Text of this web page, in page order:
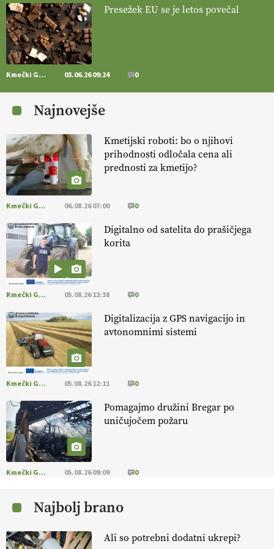
[EKOloško = LOGIČNO ] Mulčer
– naravna pot do zdravih tal
. VEČ
https://t.co/J7RkeaYpYu @EUAgri #IMCAP #CAP
https://t.co/RVG0FzcQN6
https://t.co/K0USFPJ5fJ @EUAgri #IMCAP #CAP
https://t.co/vcHhoOixHy
14.07.2026
[EKOloško = LOGIČNO ]
Danes ni pomembna le količina hrane,
ampak tudi način njene pridelave
@EUAgri #imcap #cap #blog https://t.co/2sllAmcKwG
[EKOloško = LOGIČNO
prilagojene sorte
so temelj uspešne ekološke pridelave.
https://t.co/OQSsax7l8V @EUAgri #IMCAP #CAP
https://t.co/PAL0zlhVia
[EKOloško = LOGIČNO
aronije
v dobrem desetletju zrasla v uspešno kmetijsko in
podjetniško zgodbo.
#IMCAP #CAP https://t.co/xp1oihBDaJ
[EKOloško = LOGIČNO
v tujini
. Zato je ekološka pridelava odlična priložnost za slovenske
vinarje
. VEČ
https://t.co/XAe9EbeAbK @EUAgri #IMCAP #CAP
kmetijstva in uspešno prenovo kmetij
. VEČ
https://t.co/RRn8unbwXp @EUAgri #IMCAP #CAP
Presežek EU se je letos povečal
Kmečki Glas 03.06.26 09:24 0
Najnovejše
Kmetijski roboti: bo o njihovi
prihodnosti odločala cena ali
prednosti za kmetijo?
Kmečki Glas 06.08.26 07:00 0
Digitalno od satelita do prašičjega
korita
Kmečki Glas 05.08.26 13:38 0
Digitalizacija z GPS navigacijo in
avtonomnimi sistemi
Kmečki Glas 05.08.26 12:11 0
Pomagajmo družini Bregar po
uničujočem požaru
Kmečki Glas 05.08.26 09:09 0
Najbolj brano
Ali so potrebni dodatni ukrepi?